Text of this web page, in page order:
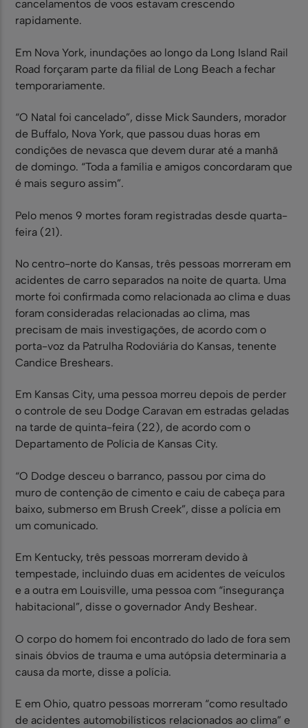
cancelamentos de voos estavam crescendo
rapidamente.
Em Nova York, inundações ao longo da Long Island Rail
Road forçaram parte da filial de Long Beach a fechar
temporariamente.
“O Natal foi cancelado”, disse Mick Saunders, morador
de Buffalo, Nova York, que passou duas horas em
condições de nevasca que devem durar até a manhã
de domingo. “Toda a família e amigos concordaram que
é mais seguro assim”.
Pelo menos 9 mortes foram registradas desde quarta-
feira (21).
No centro-norte do Kansas, três pessoas morreram em
acidentes de carro separados na noite de quarta. Uma
morte foi confirmada como relacionada ao clima e duas
foram consideradas relacionadas ao clima, mas
precisam de mais investigações, de acordo com o
porta-voz da Patrulha Rodoviária do Kansas, tenente
Candice Breshears.
Em Kansas City, uma pessoa morreu depois de perder
o controle de seu Dodge Caravan em estradas geladas
na tarde de quinta-feira (22), de acordo com o
Departamento de Polícia de Kansas City.
“O Dodge desceu o barranco, passou por cima do
muro de contenção de cimento e caiu de cabeça para
baixo, submerso em Brush Creek”, disse a polícia em
um comunicado.
Em Kentucky, três pessoas morreram devido à
tempestade, incluindo duas em acidentes de veículos
e a outra em Louisville, uma pessoa com “insegurança
habitacional”, disse o governador Andy Beshear.
O corpo do homem foi encontrado do lado de fora sem
sinais óbvios de trauma e uma autópsia determinaria a
causa da morte, disse a polícia.
E em Ohio, quatro pessoas morreram “como resultado
de acidentes automobilísticos relacionados ao clima” e